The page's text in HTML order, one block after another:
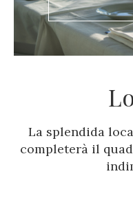
La splendida
completerà il